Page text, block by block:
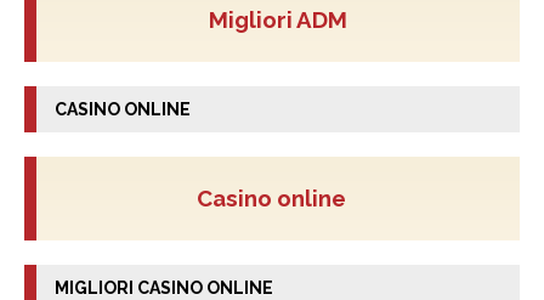
Migliori ADM
CASINO ONLINE
Casino online
MIGLIORI CASINO ONLINE